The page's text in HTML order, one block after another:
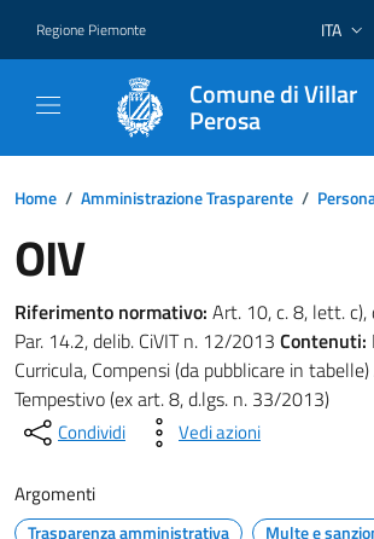
Regione Piemonte Lingua
ITA
Comune di Villar
Perosa
Home / Amministrazione Trasparente /
OIV
Riferimento normativo: Art. 10, c. 8, lett.
Par. 14.2, delib. CiVIT n. 12/2013 Contenuti:
Curricula, Compensi (da pubblicare in tabelle)
Tempestivo (ex art. 8, d.lgs. n. 33/2013)
Condividi Vedi azioni
Argomenti
Trasparenza amministrativa Multe e